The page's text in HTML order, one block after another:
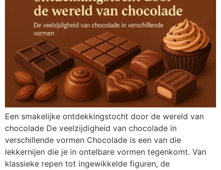
Een smakelijke ontdekkingstocht door de wereld van
chocolade De veelzijdigheid van chocolade in
verschillende vormen Chocolade is een van die
lekkernijen die je in ontelbare vormen tegenkomt. Van
klassieke repen tot ingewikkelde figuren, de